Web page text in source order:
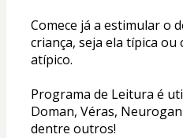
Comece já a estimular o
criança, seja ela típica
atípico.
Programa de Leitura é
Doman, Véras,
dentre outros!